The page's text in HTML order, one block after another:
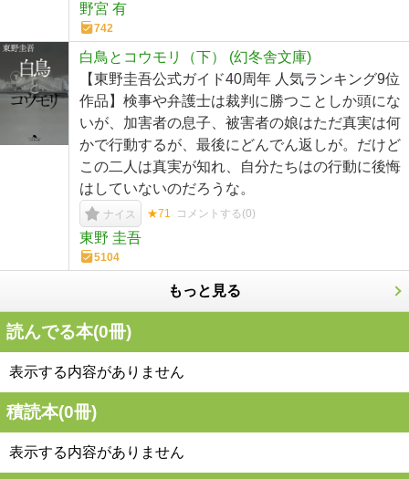
野宮 有
742
白鳥とコウモリ（下） (幻冬舎文庫)
【東野圭吾公式ガイド40周年 人気ランキング9位
作品】検事や弁護士は裁判に勝つことしか頭にな
いが、加害者の息子、被害者の娘はただ真実は何
かで行動するが、最後にどんでん返しが。だけど
この二人は真実が知れ、自分たちはの行動に後悔
はしていないのだろうな。
ナイス ★71 コメントする(0)
東野 圭吾
5104
もっと見る
読んでる本(0冊)
表示する内容がありません
積読本(0冊)
表示する内容がありません